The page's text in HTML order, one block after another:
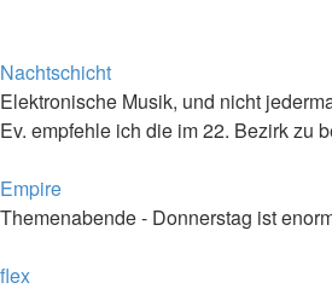
Nachtschicht
Elektronische Musik, und nicht
Ev. empfehle ich die im 22. Bezirk zu
Empire
Themenabende - Donnerstag ist
flex